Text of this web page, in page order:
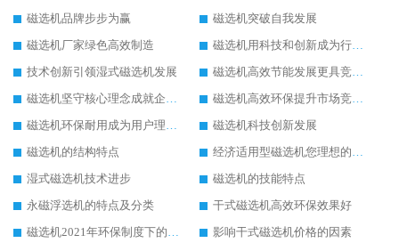
磁选机品牌步步为赢
磁选机突破自我发展
磁选机厂家绿色高效制造
磁选机用科技和创新成为行业中的顶梁柱
技术创新引领湿式磁选机发展
磁选机高效节能发展更具竞争力
磁选机坚守核心理念成就企业辉煌
磁选机高效环保提升市场竞争力
磁选机环保耐用成为用户理想选择
磁选机科技创新发展
磁选机的结构特点
经济适用型磁选机您理想的选择
湿式磁选机技术进步
磁选机的技能特点
永磁浮选机的特点及分类
干式磁选机高效环保效果好
磁选机2021年环保制度下的发展出路
影响干式磁选机价格的因素